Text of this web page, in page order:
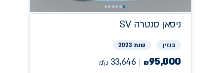
ניסאן SV סנטרה
בנזין שנת 2023
₪95,000
33,646 ק״מ